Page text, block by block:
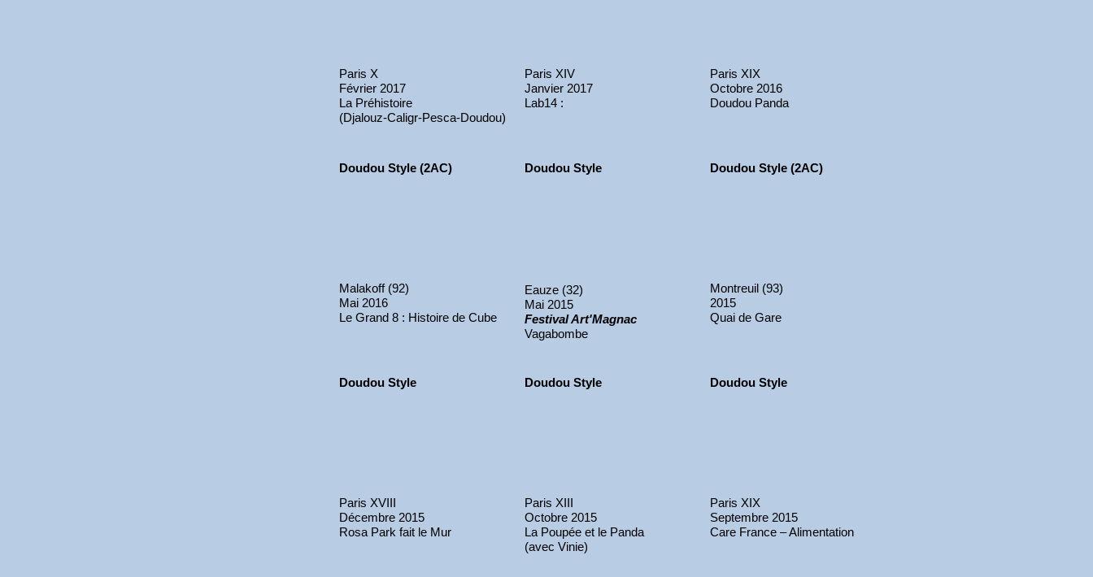
Paris X
Février 2017
La Préhistoire
(Djalouz-Caligr-Pesca-Doudou)
Paris XIV
Janvier 2017
Lab14 :
Paris XIX
Octobre 2016
Doudou Panda
Doudou Style (2AC)
Malakoff (92)
Mai 2016
Le Grand 8 : Histoire de Cube
Doudou Style
Eauze (32)
Mai 2015
Festival Art'Magnac
Vagabombe
Doudou Style (2AC)
Montreuil (93)
2015
Quai de Gare
Doudou Style
Paris XVIII
Décembre 2015
Rosa Park fait le Mur
Doudou Style
Paris XIII
Octobre 2015
La Poupée et le Panda
(avec Vinie)
Doudou Style
Paris XIX
Septembre 2015
Care France – Alimentation